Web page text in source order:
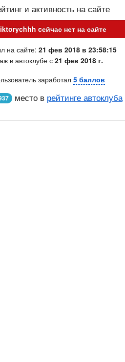
и активность на сайте
cейчас нет на сайте
на сайте: 21 фев 2018 в 23:58:15
в автоклубе с21 фев 2018 г.
заработал 5 баллов
место в рейтинге автоклуба